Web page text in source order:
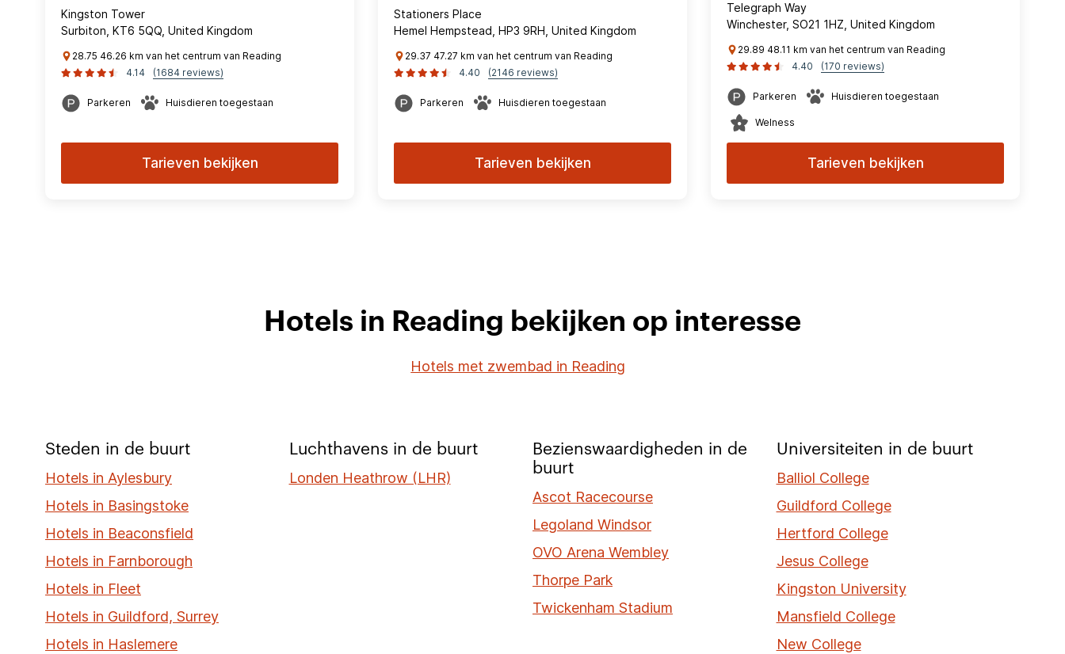
Kingston Tower
Surbiton, KT6 5QQ, United Kingdom
28.75 46.26 km van het centrum van Reading
4.14
(1684 reviews)
Parkeren Huisdieren toegestaan
Tarieven bekijken
Stationers Place
Hemel Hempstead, HP3 9RH, United Kingdom
29.37 47.27 km van het centrum van Reading
4.40
(2146 reviews)
Parkeren Huisdieren toegestaan
Tarieven bekijken
Telegraph Way
Winchester, SO21 1HZ, United Kingdom
29.89 48.11 km van het centrum van Reading
4.40
(170 reviews)
Parkeren Huisdieren toegestaan
Welness
Tarieven bekijken
Hotels in Reading bekijken op interesse
Hotels met zwembad in Reading
Steden in de buurt
Hotels in Aylesbury
Hotels in Basingstoke
Hotels in Beaconsfield
Hotels in Farnborough
Hotels in Fleet
Hotels in Guildford, Surrey
Hotels in Haslemere
Luchthavens in de buurt
Londen Heathrow (LHR)
Bezienswaardigheden in de
buurt
Ascot Racecourse
Legoland Windsor
OVO Arena Wembley
Thorpe Park
Twickenham Stadium
Universiteiten in de buurt
Balliol College
Guildford College
Hertford College
Jesus College
Kingston University
Mansfield College
New College